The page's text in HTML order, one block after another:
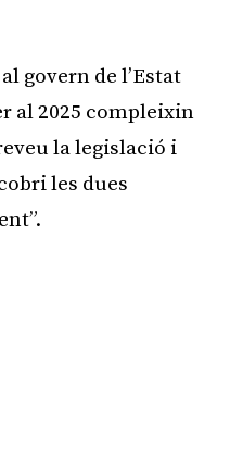
govern de l’Estat
al 2025 compleixin
la legislació i
les dues